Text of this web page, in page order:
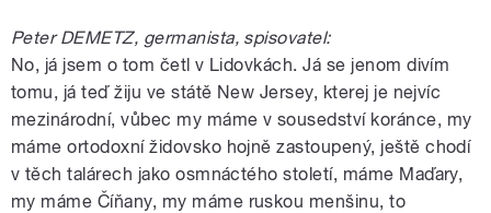
Peter DEMETZ, germanista, spisovatel:
No, já jsem o tom četl v Lidovkách. Já se jenom divím
tomu, já teď žiju ve státě New Jersey, kterej je nejvíc
mezinárodní, vůbec my máme v sousedství koránce, my
máme ortodoxní židovsko hojně zastoupený, ještě chodí
v těch talárech jako osmnáctého století, máme Maďary,
my máme Číňany, my máme ruskou menšinu, to